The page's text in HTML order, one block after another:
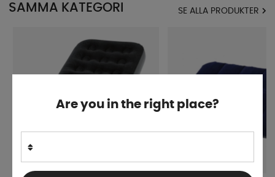
SAMMA KATEGORI
SE ALLA PRODUKTER
Are you in the right place?